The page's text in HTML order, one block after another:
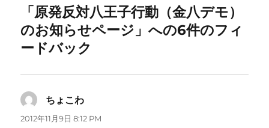
「原発反対八王子行動（金八デモ）
のお知らせページ」への6件のフィ
ードバック
ちょこわ
り:
2012年11月9日 8:12 PM